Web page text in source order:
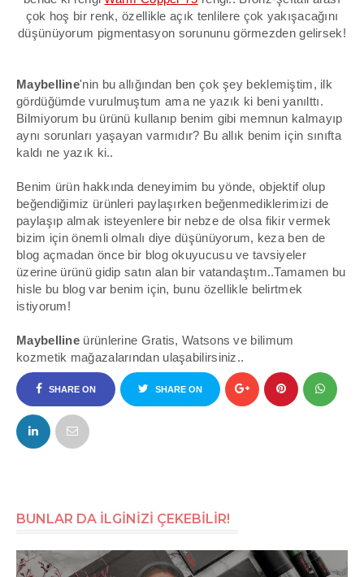
çok hoş bir renk, özellikle açık tenlilere çok yakışacağını
düşünüyorum pigmentasyon sorununu görmezden gelirsek!
Maybelline'nin bu allığından ben çok şey beklemiştim, ilk
gördüğümde vurulmuştum ama ne yazık ki beni yanılttı.
Bilmiyorum bu ürünü kullanıp benim gibi memnun kalmayıp
aynı sorunları yaşayan varmıdır? Bu allık benim için sınıfta
kaldı ne yazık ki..
Benim ürün hakkında deneyimim bu yönde, objektif olup
beğendiğimiz ürünleri paylaşırken beğenmediklerimizi de
paylaşıp almak isteyenlere bir nebze de olsa fikir vermek
bizim için önemli olmalı diye düşünüyorum, keza ben de
blog açmadan önce bir blog okuyucusu ve tavsiyeler
üzerine ürünü gidip satın alan bir vatandaştım..Tamamen bu
hisle bu blog var benim için, bunu özellikle belirtmek
istiyorum!
Maybelline ürünlerine Gratis,Watsons ve bilimum
kozmetik mağazalarından ulaşabilirsiniz..
SHARE ON
FACEBOOK
SHARE ON
BUNLAR DA İLGİNİZİ ÇEKEBİLİR!